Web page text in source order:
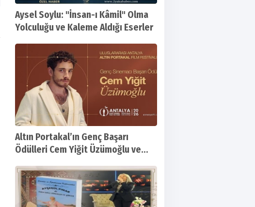
Aysel Soylu: "İnsan-ı Kâmil" Olma
Yolculuğu ve Kaleme Aldığı Eserler
Altın Portakal’ın Genç Başarı
Ödülleri Cem Yiğit Üzümoğlu ve